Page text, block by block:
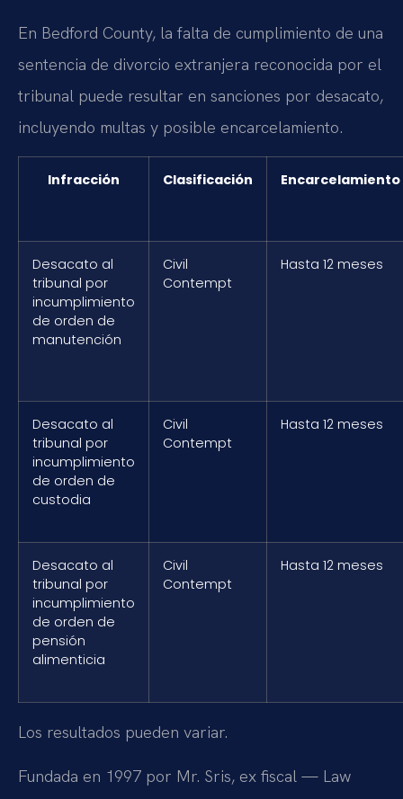
En Bedford County, la falta de cumplimiento de una
sentencia de divorcio extranjera reconocida por el
tribunal puede resultar en sanciones por desacato,
incluyendo multas y posible encarcelamiento.
Infracción Clasificación Encarcelamiento
Desacato al
tribunal por
incumplimiento
de orden de
manutención
Civil
Contempt
Hasta 12 meses
Desacato al
tribunal por
incumplimiento
de orden de
custodia
Civil
Contempt
Hasta 12 meses
Desacato al
tribunal por
incumplimiento
de orden de
pensión
alimenticia
Civil
Contempt
Hasta 12 meses
Los resultados pueden variar.
Fundada en 1997 por Mr. Sris, ex fiscal — Law